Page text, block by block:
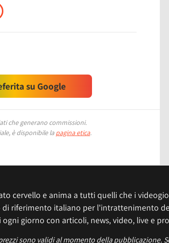
su Google
che generano commissioni.
è disponibile la pagina etica.
cervello e anima a tutti quelli che i
riferimento italiano per l'intrattenimento
giorno con articoli, news, video, live e
sono validi al momento della pubblicazione.